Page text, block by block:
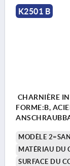
K2501 B
CHARNIÈRE
FORME:B,
MODÈLE
MATÉRIAU DU
SURFACE DU